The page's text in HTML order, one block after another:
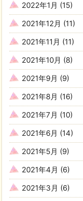
2022年1月 (15)
2021年12月 (11)
2021年11月 (11)
2021年10月 (8)
2021年9月 (9)
2021年8月 (16)
2021年7月 (10)
2021年6月 (14)
2021年5月 (9)
2021年4月 (6)
2021年3月 (6)